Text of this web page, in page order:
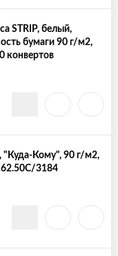
STRIP, белый,
бумаги 90 г/м2,
конвертов
"Куда-Кому", 90 г/м2,
3184